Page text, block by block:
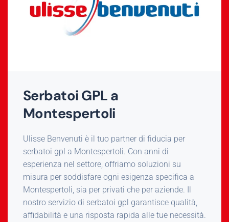
Serbatoi GPL a
Montespertoli
Ulisse Benvenuti è il tuo partner di fiducia per
serbatoi gpl a Montespertoli. Con anni di
esperienza nel settore, offriamo soluzioni su
misura per soddisfare ogni esigenza specifica a
Montespertoli, sia per privati che per aziende. Il
nostro servizio di serbatoi gpl garantisce qualità,
affidabilità e una risposta rapida alle tue necessità.